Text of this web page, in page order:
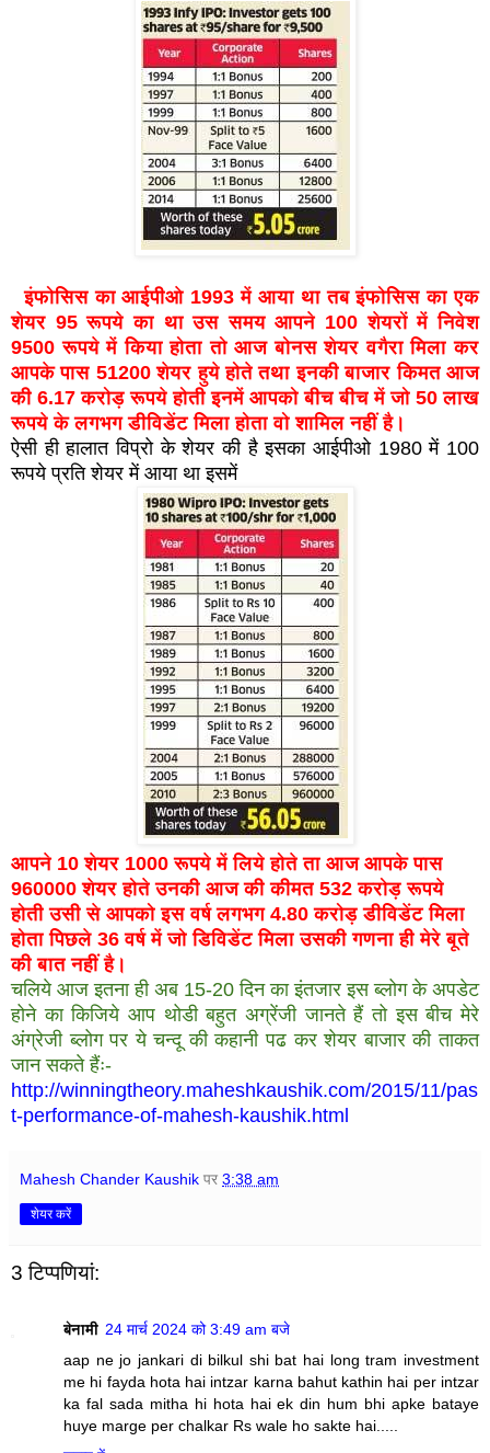
इंफोसिस का आईपीओ 1993 में आया था तब इंफोसिस का एक
शेयर 95 रूपये का था उस समय आपने 100 शेयरों में निवेश
9500 रूपये में किया होता तो आज बोनस शेयर वगैरा मिला कर
आपके पास 51200 शेयर हुये होते तथा इनकी बाजार किमत आज
की 6.17 करोड़ रूपये होती इनमें आपको बीच बीच में जो 50 लाख
रूपये के लगभग डीविडेंट मिला होता वो शामिल नहीं है।
ऐसी ही हालात विप्रो के शेयर की है इसका आईपीओ 1980 में 100
रूपये प्रति शेयर में आया था इसमें
आपने 10 शेयर 1000 रूपये में लिये होते ता आज आपके पास
960000 शेयर होते उनकी आज की कीमत 532 करोड़ रूपये
होती उसी से आपको इस वर्ष लगभग 4.80 करोड़ डीविडेंट मिला
होता पिछले 36 वर्ष में जो डिविडेंट मिला उसकी गणना ही मेरे बूते
की बात नहीं है।
चलिये आज इतना ही अब 15-20 दिन का इंतजार इस ब्लोग के अपडेट
होने का किजिये आप थोडी बहुत अग्रेंजी जानते हैं तो इस बीच मेरे
अंग्रेजी ब्लोग पर ये चन्दू की कहानी पढ कर शेयर बाजार की ताकत
जान सकते हैंः-
http://winningtheory.maheshkaushik.com/2015/11/pas
t-performance-of-mahesh-kaushik.html
Mahesh Chander Kaushik पर 3:38 am
शेयर करें
3 टिप्‍पणियां:
बेनामी 24 मार्च 2024 को 3:49 am बजे
aap ne jo jankari di bilkul shi bat hai long tram investment
me hi fayda hota hai intzar karna bahut kathin hai per intzar
ka fal sada mitha hi hota hai ek din hum bhi apke bataye
huye marge per chalkar Rs wale ho sakte hai.....